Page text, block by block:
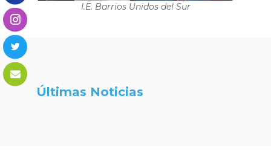
I.E. Barrios Unidos del Sur
Últimas Noticias